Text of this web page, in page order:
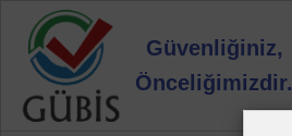
Güvenliğiniz,
Önceliğimizdir.